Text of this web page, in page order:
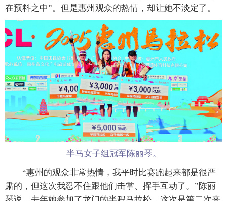
在预料之中”。但是惠州观众的热情，却让她不淡定了。
半马女子组冠军陈丽琴。
“惠州的观众非常热情，我平时比赛跑起来都是很严
肃的，但这次我忍不住跟他们击掌、挥手互动了。”陈丽